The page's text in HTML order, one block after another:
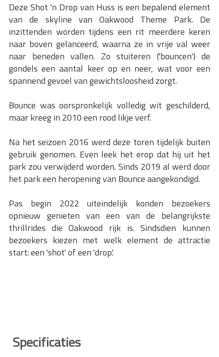
Deze Shot 'n Drop van Huss is een bepalend element
van de skyline van Oakwood Theme Park. De
inzittenden worden tijdens een rit meerdere keren
naar boven gelanceerd, waarna ze in vrije val weer
naar beneden vallen. Zo stuiteren ('bouncen') de
gondels een aantal keer op en neer, wat voor een
spannend gevoel van gewichtsloosheid zorgt.
Bounce was oorspronkelijk volledig wit geschilderd,
maar kreeg in 2010 een rood likje verf.
Na het seizoen 2016 werd deze toren tijdelijk buiten
gebruik genomen. Even leek het erop dat hij uit het
park zou verwijderd worden. Sinds 2019 al werd door
het park een heropening van Bounce aangekondigd.
Pas begin 2022 uiteindelijk konden bezoekers
opnieuw genieten van een van de belangrijkste
thrillrides die Oakwood rijk is. Sindsdien kunnen
bezoekers kiezen met welk element de attractie
start: een 'shot' of een 'drop'.
Specificaties